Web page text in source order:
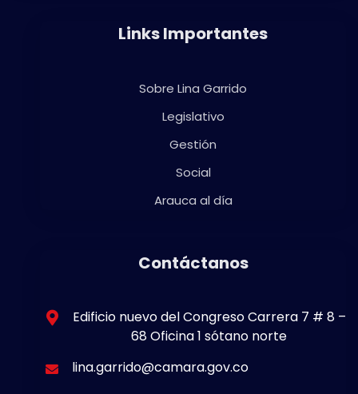
Links Importantes
Sobre Lina Garrido
Legislativo
Gestión
Social
Arauca al día
Contáctanos
Edificio nuevo del Congreso Carrera 7 # 8 –
68 Oficina 1 sótano norte
lina.garrido@camara.gov.co